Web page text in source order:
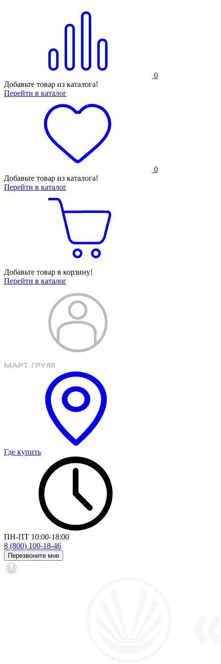
0
Добавьте товар из каталога!
Перейти в каталог
0
Добавьте товар из каталога!
Перейти в каталог
Добавьте товар в корзину!
Перейти в каталог
Где купить
ПН-ПТ 10:00-18:00
8 (800) 100-18-46
Перезвоните мне